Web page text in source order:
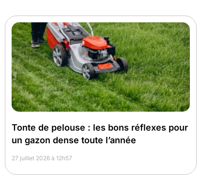
Tonte de pelouse : les bons réflexes pour
un gazon dense toute l’année
27 juillet 2026 à 12h57